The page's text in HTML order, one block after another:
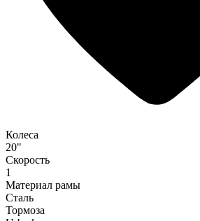
Колеса
20"
Скорость
1
Материал рамы
Сталь
Тормоза